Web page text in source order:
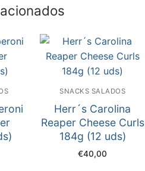
SNACKS SALADOS
Herr´s Carolina
Reaper Cheese Curls
184g (12 uds)
€40,00